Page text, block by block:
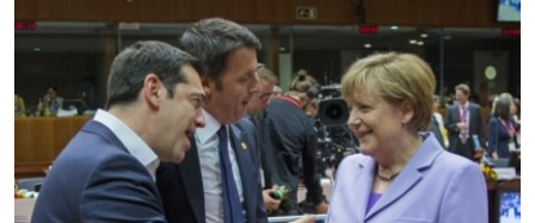
ເອເຊຍ
ອິດສະຫຼະພາບດ້ານການຂ່າວ
ຊີວິດຊາວລາວ
ຊຸມຊົນຊາວລາວ
ວິທະຍາສາດ-ເທັກໂນໂລຈີ